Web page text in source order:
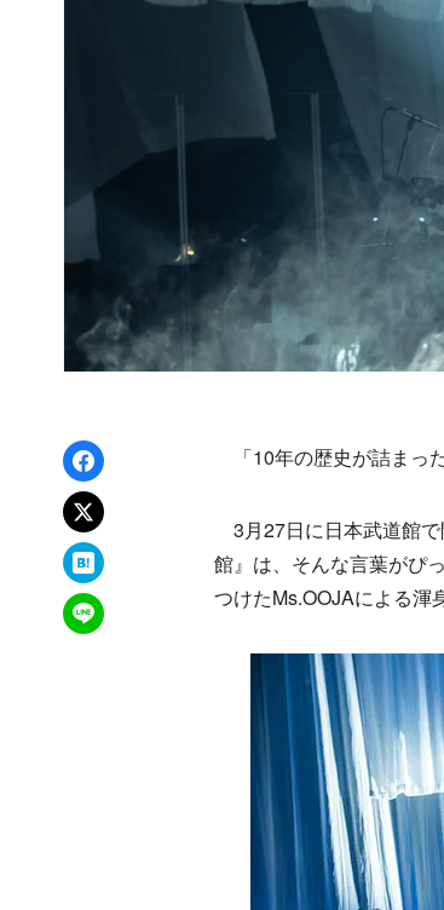
Facebookでシェア
xでポスト
はてなブックマーク
LINEで送る
「10年の歴史が詰まっ
3月27日に日本武道館で
館』は、そんな言葉がぴ
つけたMs.OOJAによる渾